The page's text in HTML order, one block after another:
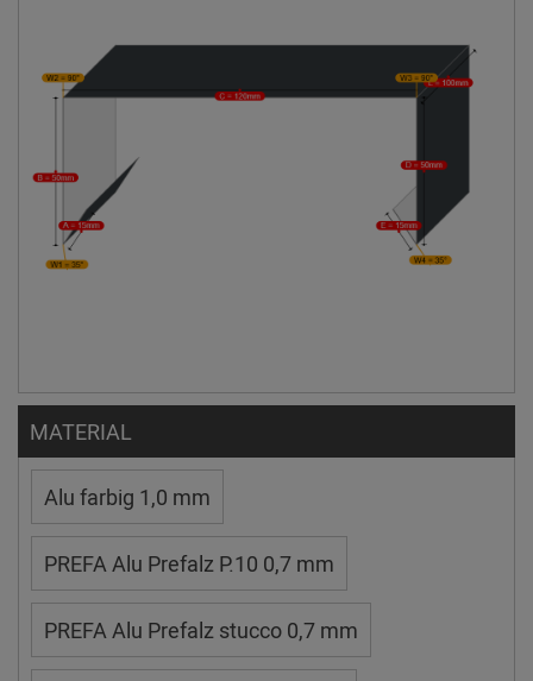
MATERIAL
Alu farbig 1,0 mm
PREFA Alu Prefalz P.10 0,7 mm
PREFA Alu Prefalz stucco 0,7 mm